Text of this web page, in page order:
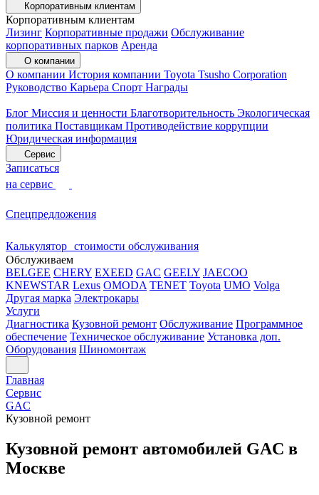
Корпоративным клиентам
Корпоративным клиентам
Лизинг Корпоративные продажи Обслуживание
корпоративных парков Аренда
О компании
О компании История компании Toyota Tsusho Corporation
Руководство Карьера Спорт Награды
Блог Миссия и ценности Благотворительность Экологическая
политика Поставщикам Противодействие коррупции
Юридическая информация
Сервис
Записаться
на сервис
Спецпредложения
Калькулятор стоимости обслуживания
Обслуживаем
BELGEE CHERY EXEED GAC GEELY JAECOO
KNEWSTAR Lexus OMODA TENET Toyota UMO Volga
Другая марка Электрокары
Услуги
Диагностика Кузовной ремонт Обслуживание Программное
обеспечение Техническое обслуживание Установка доп.
Оборудования Шиномонтаж
Главная
Сервис
GAC
Кузовной ремонт
Кузовной ремонт автомобилей GAC в
Москве